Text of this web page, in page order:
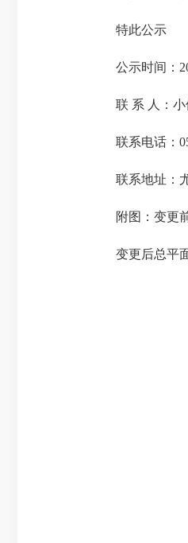
特此公示
公示时间：
联 系 人：小
联系电话：
联系地址：
附图：变更前
变更后总平